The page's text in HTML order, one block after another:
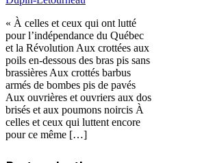
« À celles et ceux qui ont lutté
pour l’indépendance du Québec
et la Révolution Aux crottées aux
poils en-dessous des bras pis sans
brassières Aux crottés barbus
armés de bombes pis de pavés
Aux ouvrières et ouvriers aux dos
brisés et aux poumons noircis À
celles et ceux qui luttent encore
pour ce même […]